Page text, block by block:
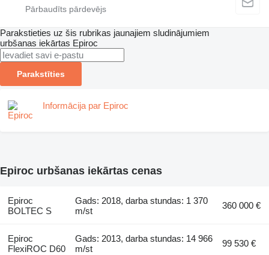
Parakstieties uz šis rubrikas jaunajiem sludinājumiem
urbšanas iekārtas Epiroc
Parakstīties
Informācija par Epiroc
Epiroc urbšanas iekārtas cenas
Epiroc
BOLTEC S
Gads: 2018, darba stundas: 1 370
m/st
360 000 €
Epiroc
FlexiROC D60
Gads: 2013, darba stundas: 14 966
m/st
99 530 €